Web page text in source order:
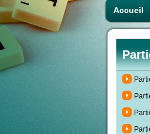
Accueil